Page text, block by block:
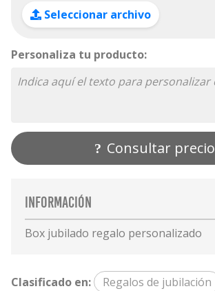
Seleccionar archivo
Personaliza tu producto:
Consultar precio
Información
Box jubilado regalo personalizado
Clasificado en: Regalos de jubilación